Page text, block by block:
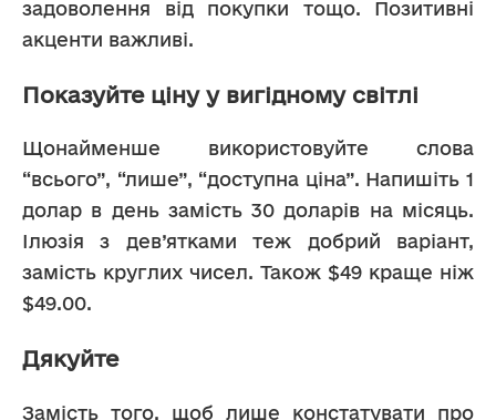
задоволення від покупки тощо. Позитивні
акценти важливі.
Показуйте ціну у вигідному світлі
Щонайменше використовуйте слова
“всього”, “лише”, “доступна ціна”. Напишіть 1
долар в день замість 30 доларів на місяць.
Ілюзія з дев’ятками теж добрий варіант,
замість круглих чисел. Також $49 краще ніж
$49.00.
Дякуйте
Замість того, щоб лише констатувати про